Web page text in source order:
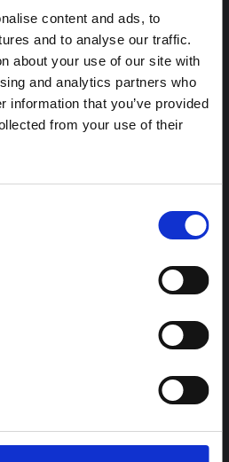
content and ads, to
and to analyse our traffic.
about your use of our site with
and analytics partners who
information that you’ve provided
from your use of their
شرق وجنوب أفريقيا
شرق آسيا والمحيط الهادئ
أمريكا اللاتينية ومنطقة البحر الكاريبي
الشرق الأوسط وشمال أفريقيا
غرب ووسط أفريقيا
محتوى الزمالة: